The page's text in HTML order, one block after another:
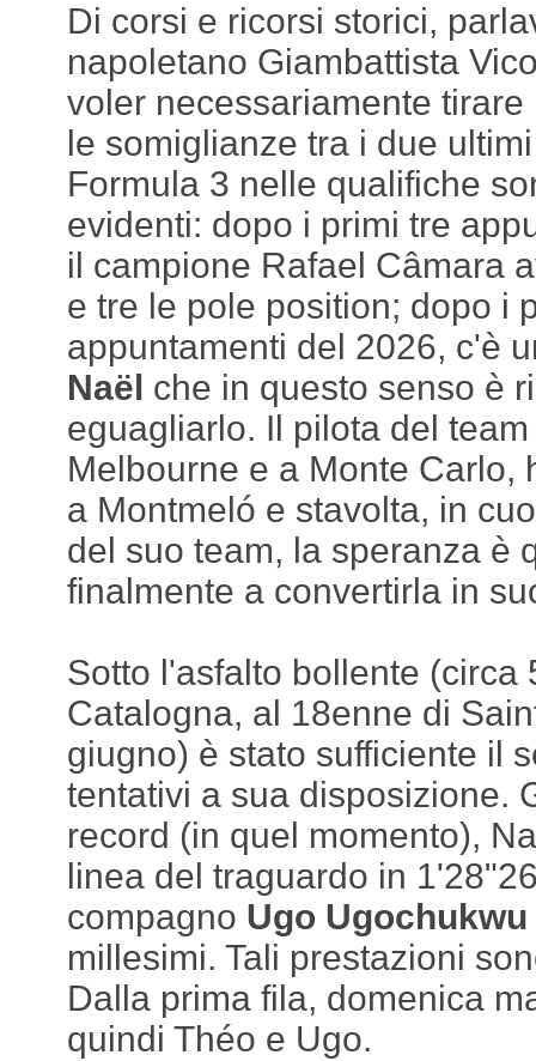
Di corsi e ricorsi storici,
napoletano Giambattista
voler necessariamente
le somiglianze tra i due
Formula 3 nelle qualifiche
evidenti: dopo i primi tre
il campione Rafael Câmara
e tre le pole position; dopo i
appuntamenti del 2026, c'è
Naël che in questo senso è
eguagliarlo. Il pilota del
Melbourne e a Monte Carlo,
a Montmeló e stavolta, in
del suo team, la speranza è
finalmente a convertirla in
Sotto l'asfalto bollente (circa
Catalogna, al 18enne di
giugno) è stato sufficiente il
tentativi a sua disposizione.
record (in quel momento),
linea del traguardo in
compagno Ugo Ugochukwu
millesimi. Tali prestazioni
Dalla prima fila, domenica
quindi Théo e Ugo.